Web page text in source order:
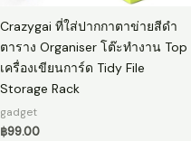
quantity
Crazygai ที่ใส่ปากกาตาข่ายสีดํา
ตาราง Organiser โต๊ะทํางาน Top
เครื่องเขียนการ์ด Tidy File
Storage Rack
gadget
฿99.00